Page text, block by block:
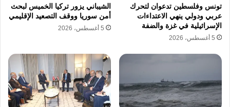
صاحبة الاختصاص الحصري بإدارة جميع شؤون
المسجد وتنظيم الدخول إليه.
ويحتفظ الأردن بحقه في الإشراف على الشؤون
الدينية في القدس بموجب اتفاقية وادي عربة
للسلام الموقعة مع إسرائيل عام 1994.
كما تعززت الوصاية الأردنية على المقدسات
تونس وفلسطين تدعوان لتحرك
عربي ودولي ينهي الاعتداءات
الإسرائيلية في غزة والضفة
5 أغسطس، 2026
الشيباني يزور تركيا الخميس لبحث
أمن سوريا ووقف التصعيد الإقليمي
5 أغسطس، 2026